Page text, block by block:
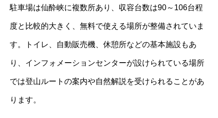
駐車場は仙酔峡に複数所あり、収容台数は90～106台程
度と比較的大きく、無料で使える場所が整備されていま
す。トイレ、自動販売機、休憩所などの基本施設もあ
り、インフォメーションセンターが設けられている場所
では登山ルートの案内や自然解説を受けられることがあ
ります。